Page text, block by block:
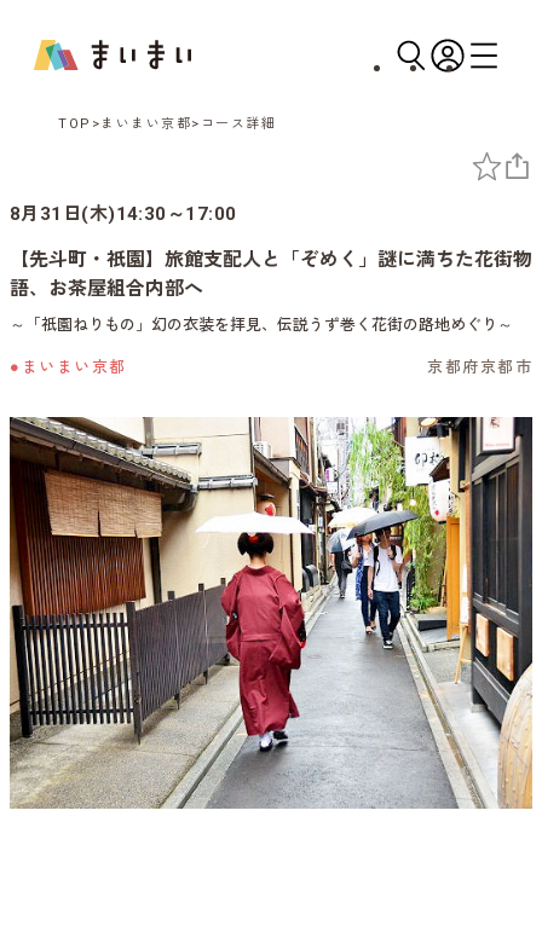
TOP まいまい京都 コース詳細
8月31日(木)14:30～17:00
【先斗町・祇園】旅館支配人と「ぞめく」謎に満ちた花街物
語、お茶屋組合内部へ
～「祇園ねりもの」幻の衣装を拝見、伝説うず巻く花街の路地めぐり～
●まいまい京都 京都府京都市